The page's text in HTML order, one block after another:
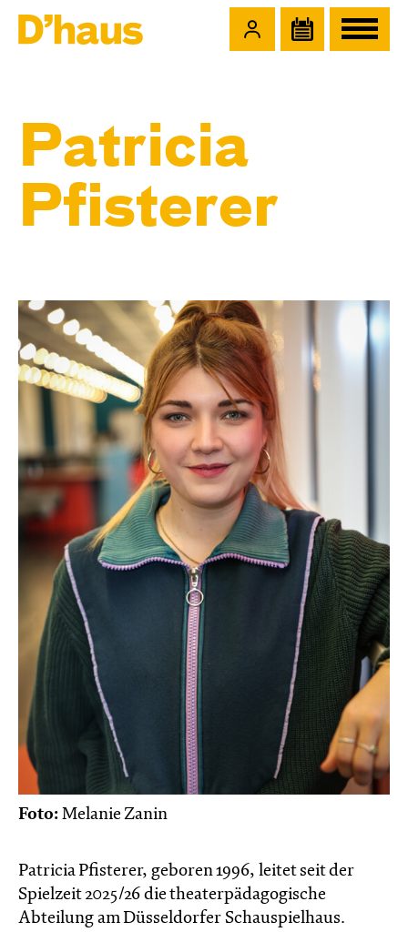
Patricia
Pfisterer
Foto: Melanie Zanin
Patricia Pfisterer, geboren 1996, leitet seit der
Spielzeit 2025/26 die theaterpädagogische
Abteilung am Düsseldorfer Schauspielhaus.